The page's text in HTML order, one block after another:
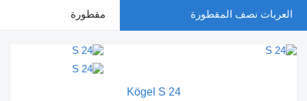
العربات نصف المقطورة مقطورة
Kögel S 24